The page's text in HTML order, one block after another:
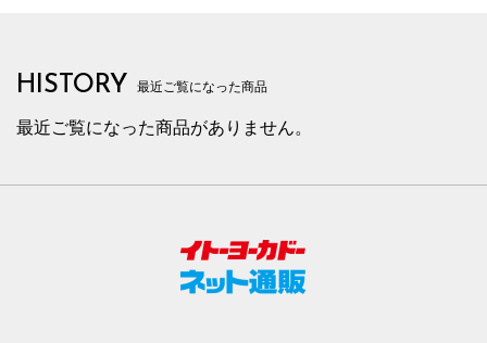
HISTORY 最近ご覧になった商品
最近ご覧になった商品がありません。